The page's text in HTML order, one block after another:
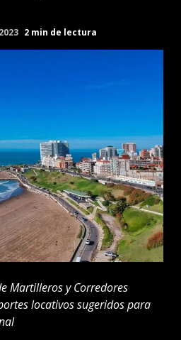
2 min de lectura
Martilleros y Corredores
locativos sugeridos para